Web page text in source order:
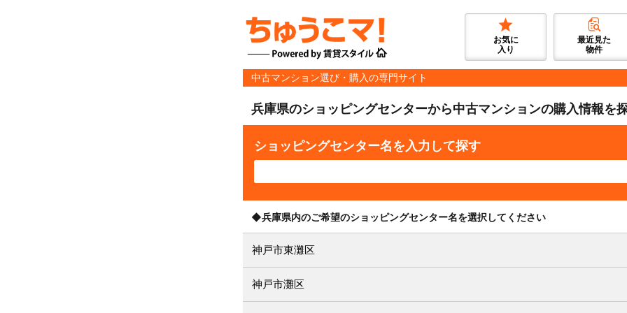
お気に
入り
最近見た
物件
中古マンション選び・購入の専門サイト
兵庫県のショッピングセンターから中古マンションの購入情報を
ショッピングセンター名を入力して探す
◆兵庫県内のご希望のショッピングセンター名を選択してください
神戸市東灘区
神戸市灘区